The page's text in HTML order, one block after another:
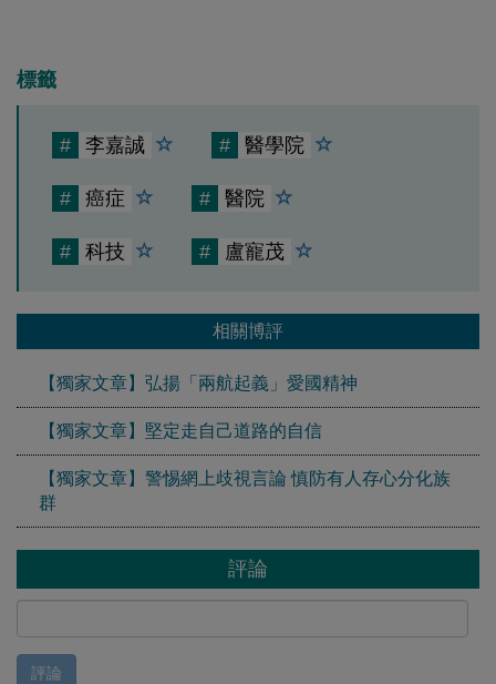
標籤
# 李嘉誠 # 醫學院
# 癌症 # 醫院
# 科技 # 盧寵茂
相關博評
【獨家文章】弘揚「兩航起義」愛國精神
【獨家文章】堅定走自己道路的自信
【獨家文章】警惕網上歧視言論 慎防有人存心分化族
群
評論
評論